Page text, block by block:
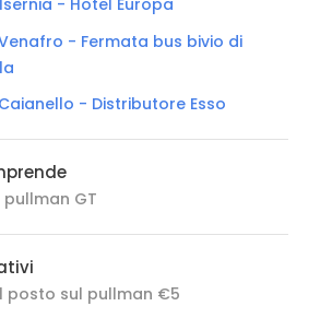
- Hotel Europa
- Fermata bus bivio di
- Distributore Esso
GT
posto sul pullman €5